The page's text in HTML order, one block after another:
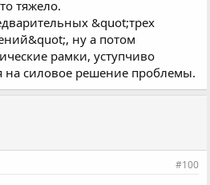
тяжело.
&quot;трех
ну а потом
рамки, уступчиво
на силовое решение проблемы.
#100